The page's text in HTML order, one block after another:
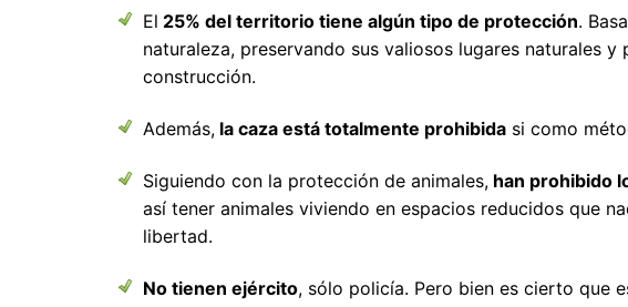
Reino Unido
Suiza
El 25% del territorio tiene algún tipo de protección.
naturaleza, preservando sus valiosos lugares naturales
construcción.
Además, la caza está totalmente prohibida si como
Siguiendo con la protección de animales, han prohibido
así tener animales viviendo en espacios reducidos que
libertad.
No tienen ejército, sólo policía. Pero bien es cierto que